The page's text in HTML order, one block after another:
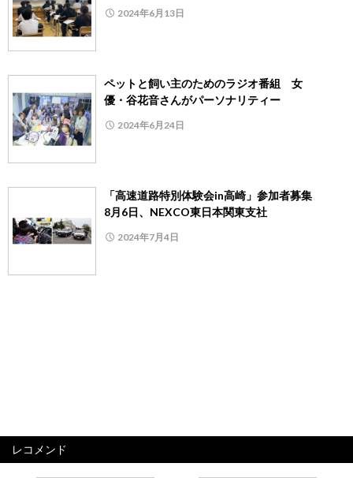
2024年6月13日
ペットと飼い主のためのラジオ番組 女
優・谷花音さんがパーソナリティー
2024年6月24日
「高速道路特別体験会in高崎」参加者募集
8月6日、NEXCO東日本関東支社
2024年7月4日
レコメンド